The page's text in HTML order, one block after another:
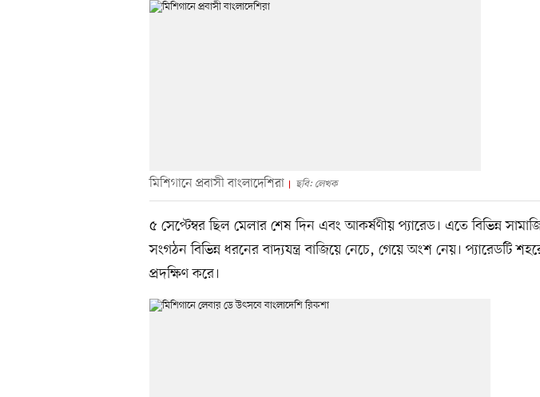
মিশিগানে প্রবাসী বাংলাদেশিরা ছবি: লেখক
৫ সেপ্টেম্বর ছিল মেলার শেষ দিন এবং আকর্ষণীয় প্যারেড। এতে বিভিন্ন
সংগঠন বিভিন্ন ধরনের বাদ্যযন্ত্র বাজিয়ে নেচে, গেয়ে অংশ নেয়। প্যারেডটি
প্রদক্ষিণ করে।